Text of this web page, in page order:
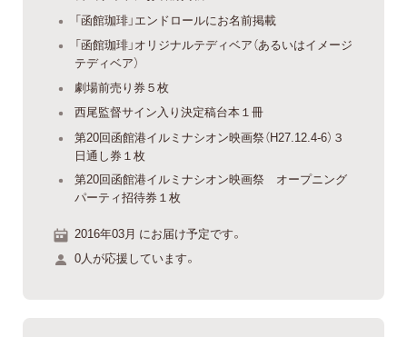
「函館珈琲」エンドロールにお名前掲載
「函館珈琲」オリジナルテディベア（あるいはイメージ
テディベア）
劇場前売り券５枚
西尾監督サイン入り決定稿台本１冊
第20回函館港イルミナシオン映画祭（H27.12.4-6）３
日通し券１枚
第20回函館港イルミナシオン映画祭 オープニング
パーティ招待券１枚
2016年03月 にお届け予定です。
0人が応援しています。